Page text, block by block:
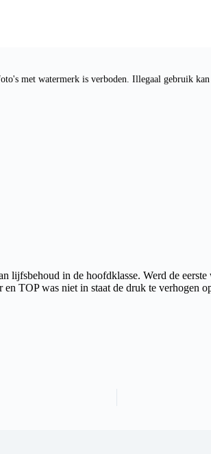
met watermerk is verboden. Illegaal gebruik kan
in de hoofdklasse. Werd de
TOP was niet in staat de druk te verhogen